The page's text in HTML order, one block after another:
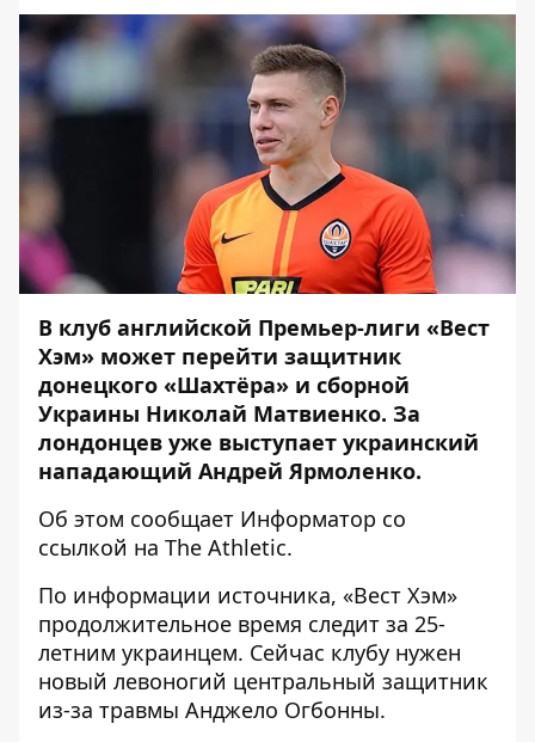
В клуб английской Премьер-лиги «Вест
Хэм» может перейти защитник
донецкого «Шахтёра» и сборной
Украины Николай Матвиенко. За
лондонцев уже выступает украинский
нападающий Андрей Ярмоленко.
Об этом сообщает Информатор со
ссылкой на The Athletic.
По информации источника, «Вест Хэм»
продолжительное время следит за 25-
летним украинцем. Сейчас клубу нужен
новый левоногий центральный защитник
из-за травмы Анджело Огбонны.